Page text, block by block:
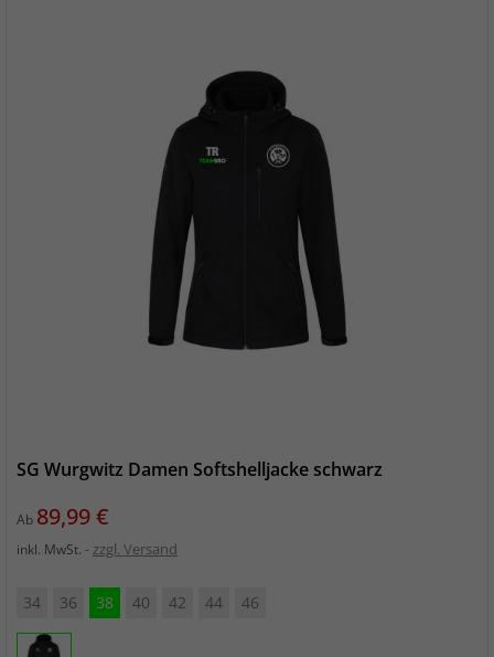
SG Wurgwitz Damen Softshelljacke schwarz
Ab Preis
89,99 €
inkl. MwSt. zzgl. Versand
34 36 38 40 42 44 46